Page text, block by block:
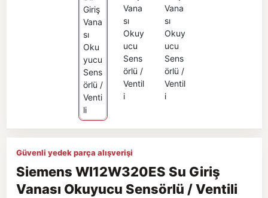
Güvenli yedek parça alışverişi
Siemens WI12W320ES Su Giriş
Vanası Okuyucu Sensörlü / Ventili